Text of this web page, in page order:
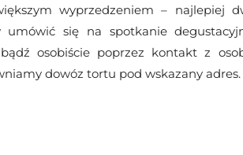
wyprzedzeniem – najlepiej
umówić się na spotkanie
osobiście poprzez kontakt z
dowóz tortu pod wskazany adres.